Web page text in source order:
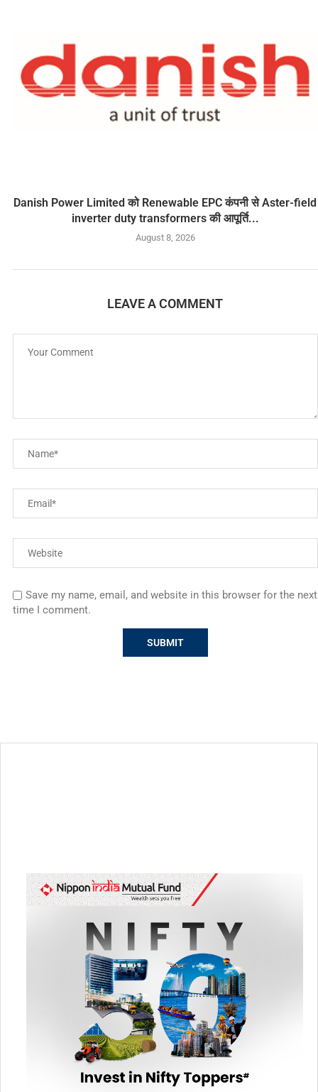
Danish Power Limited को Renewable EPC कंपनी से Aster-field
inverter duty transformers की आपूर्ति...
August 8, 2026
LEAVE A COMMENT
Save my name, email, and website in this browser for the next
time I comment.